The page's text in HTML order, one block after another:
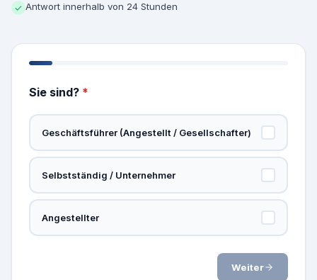
✓ Antwort innerhalb von 24 Stunden
Sie sind? *
Geschäftsführer (Angestellt / Gesellschafter)
Selbstständig / Unternehmer
Angestellter
Weiter